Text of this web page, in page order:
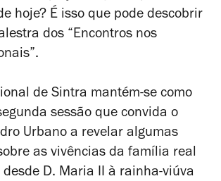
hoje? É isso que pode descobrir
dos “Encontros nos
de Sintra mantém-se como
sessão que convida o
Urbano a revelar algumas
as vivências da família real
D. Maria II à rainha-viúva